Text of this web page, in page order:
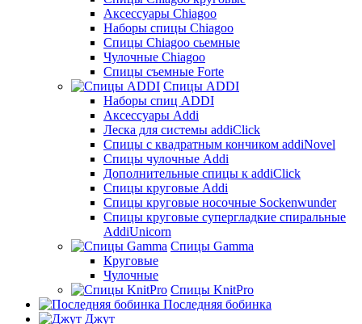
Аксессуары Chiagoo
Наборы спицы Chiagoo
Спицы Chiagoo сьемные
Чулочные Chiagoo
Спицы съемные Forte
Спицы ADDI
Наборы спиц ADDI
Аксессуары Addi
Леска для системы addiClick
Спицы с квадратным кончиком addiNovel
Спицы чулочные Addi
Дополнительные спицы к addiClick
Спицы круговые Addi
Спицы круговые носочные Sockenwunder
Спицы круговые супергладкие спиральные
AddiUnicorn
Спицы Gamma
Круговые
Чулочные
Спицы KnitPro
Последняя бобинка
Джут